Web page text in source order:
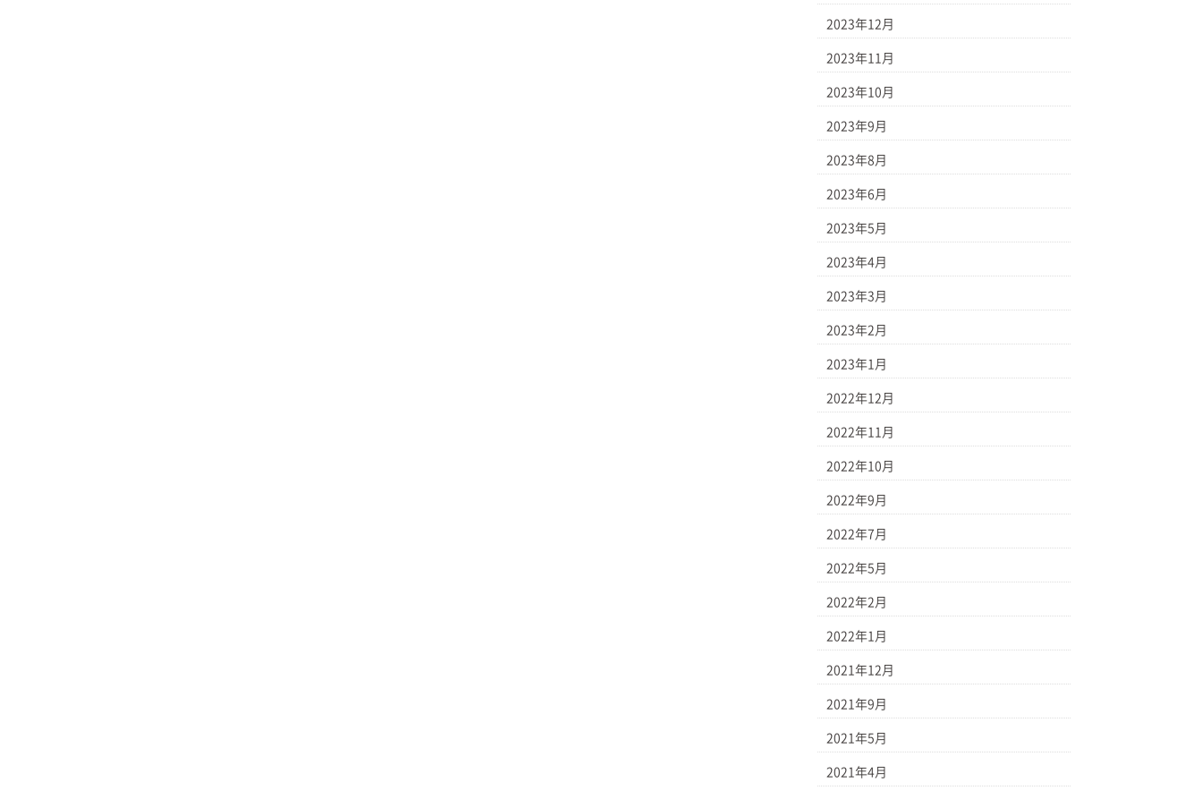
2023年12月
2023年11月
2023年10月
2023年9月
2023年8月
2023年6月
2023年5月
2023年4月
2023年3月
2023年2月
2023年1月
2022年12月
2022年11月
2022年10月
2022年9月
2022年7月
2022年5月
2022年2月
2022年1月
2021年12月
2021年9月
2021年5月
2021年4月